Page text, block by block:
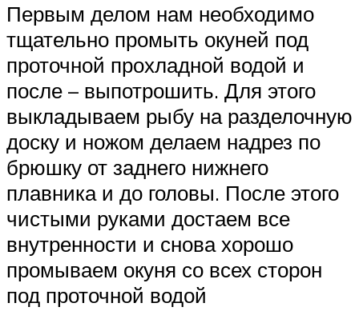
Первым делом нам необходимо
тщательно промыть окуней под
проточной прохладной водой и
после – выпотрошить. Для этого
выкладываем рыбу на разделочную
доску и ножом делаем надрез по
брюшку от заднего нижнего
плавника и до головы. После этого
чистыми руками достаем все
внутренности и снова хорошо
промываем окуня со всех сторон
под проточной водой